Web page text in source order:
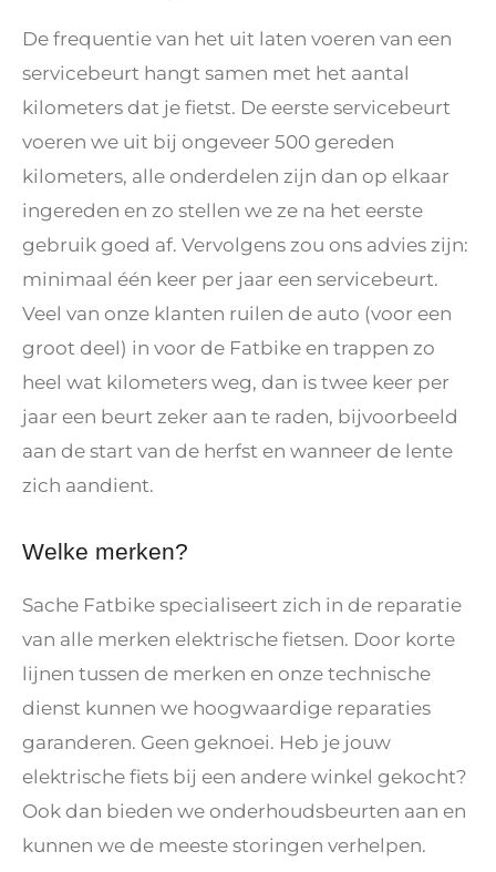
De frequentie van het uit laten voeren van een
servicebeurt hangt samen met het aantal
kilometers dat je fietst. De eerste servicebeurt
voeren we uit bij ongeveer 500 gereden
kilometers, alle onderdelen zijn dan op elkaar
ingereden en zo stellen we ze na het eerste
gebruik goed af. Vervolgens zou ons advies zijn:
minimaal één keer per jaar een servicebeurt.
Veel van onze klanten ruilen de auto (voor een
groot deel) in voor de Fatbike en trappen zo
heel wat kilometers weg, dan is twee keer per
jaar een beurt zeker aan te raden, bijvoorbeeld
aan de start van de herfst en wanneer de lente
zich aandient.
Welke merken?
Sache Fatbike specialiseert zich in de reparatie
van alle merken elektrische fietsen. Door korte
lijnen tussen de merken en onze technische
dienst kunnen we hoogwaardige reparaties
garanderen. Geen geknoei. Heb je jouw
elektrische fiets bij een andere winkel gekocht?
Ook dan bieden we onderhoudsbeurten aan en
kunnen we de meeste storingen verhelpen.